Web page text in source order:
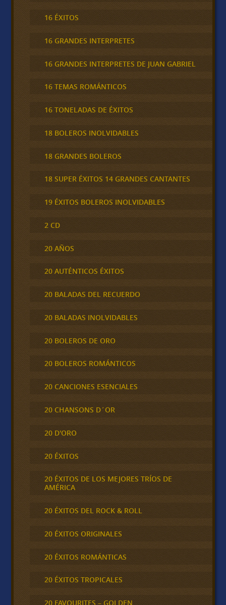
16 ÉXITOS
16 GRANDES INTERPRETES
16 GRANDES INTERPRETES DE JUAN GABRIEL
16 TEMAS ROMÁNTICOS
16 TONELADAS DE ÉXITOS
18 BOLEROS INOLVIDABLES
18 GRANDES BOLEROS
18 SUPER ÉXITOS 14 GRANDES CANTANTES
19 ÉXITOS BOLEROS INOLVIDABLES
2 CD
20 AÑOS
20 AUTÉNTICOS ÉXITOS
20 BALADAS DEL RECUERDO
20 BALADAS INOLVIDABLES
20 BOLEROS DE ORO
20 BOLEROS ROMÁNTICOS
20 CANCIONES ESENCIALES
20 CHANSONS D´OR
20 D'ORO
20 ÉXITOS
20 ÉXITOS DE LOS MEJORES TRÍOS DE
AMÉRICA
20 ÉXITOS DEL ROCK & ROLL
20 ÉXITOS ORIGINALES
20 ÉXITOS ROMÁNTICAS
20 ÉXITOS TROPICALES
20 FAVOURITES – GOLDEN